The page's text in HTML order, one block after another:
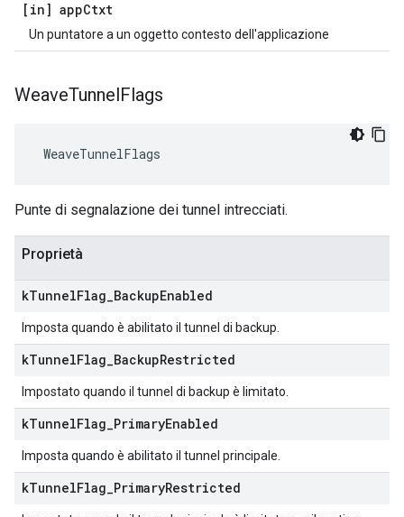
[in] appCtxt
Un puntatore a un oggetto contesto dell'applicazione
WeaveTunnelFlags
WeaveTunnelFlags
Punte di segnalazione dei tunnel intrecciati.
Proprietà
kTunnelFlag BackupEnabled
Imposta quando è abilitato il tunnel di backup.
kTunnelFlag BackupRestricted
Impostato quando il tunnel di backup è limitato.
kTunnelFlag PrimaryEnabled
Imposta quando è abilitato il tunnel principale.
kTunnelFlag PrimaryRestricted